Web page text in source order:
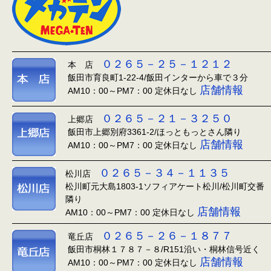
本 店 ０２６５－２５－１２１２
飯田市育良町1-22-4/飯田インターから車で３分
AM10：00～PM7：00 定休日なし 店舗情報
上郷店 ０２６５－２１－３２５０
飯田市上郷別府3361-2/ほっともっとさん隣り
AM10：00～PM7：00 定休日なし 店舗情報
松川店 ０２６５－３４－１１３５
松川町元大島1803-1ソフィアケート松川/松川町交番
隣り
AM10：00～PM7：00 定休日なし 店舗情報
竜丘店 ０２６５－２６－１８７７
飯田市桐林１７８７－８/R151沿い・桐林信号近く
AM10：00～PM7：00 定休日なし 店舗情報